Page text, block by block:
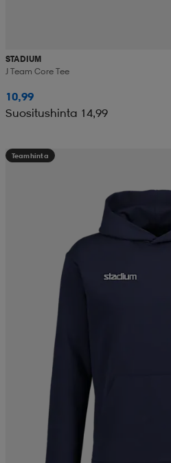
STADIUM
J Team Core Tee
10,99
Suositushinta 14,99
Teamhinta